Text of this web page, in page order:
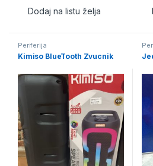
Dodaj na listu želja
Periferija
Kimiso BlueTooth Zvucnik